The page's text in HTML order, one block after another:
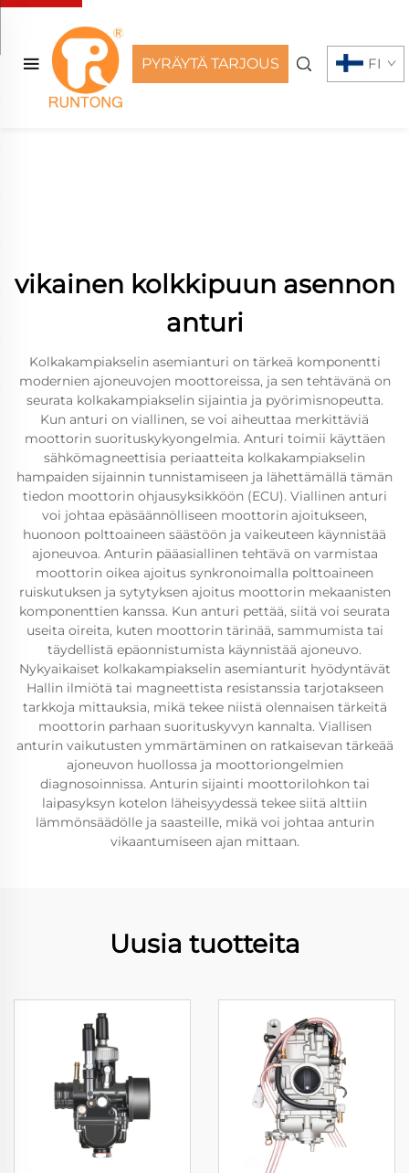
PYRÄYTÄ TARJOUS FI
vikainen kolkkipuun asennon
anturi
Kolkakampiakselin asemianturi on tärkeä komponentti
modernien ajoneuvojen moottoreissa, ja sen tehtävänä on
seurata kolkakampiakselin sijaintia ja pyörimisnopeutta.
Kun anturi on viallinen, se voi aiheuttaa merkittäviä
moottorin suorituskykyongelmia. Anturi toimii käyttäen
sähkömagneettisia periaatteita kolkakampiakselin
hampaiden sijainnin tunnistamiseen ja lähettämällä tämän
tiedon moottorin ohjausyksikköön (ECU). Viallinen anturi
voi johtaa epäsäännölliseen moottorin ajoitukseen,
huonoon polttoaineen säästöön ja vaikeuteen käynnistää
ajoneuvoa. Anturin pääasiallinen tehtävä on varmistaa
moottorin oikea ajoitus synkronoimalla polttoaineen
ruiskutuksen ja sytytyksen ajoitus moottorin mekaanisten
komponenttien kanssa. Kun anturi pettää, siitä voi seurata
useita oireita, kuten moottorin tärinää, sammumista tai
täydellistä epäonnistumista käynnistää ajoneuvo.
Nykyaikaiset kolkakampiakselin asemianturit hyödyntävät
Hallin ilmiötä tai magneettista resistanssia tarjotakseen
tarkkoja mittauksia, mikä tekee niistä olennaisen tärkeitä
moottorin parhaan suorituskyvyn kannalta. Viallisen
anturin vaikutusten ymmärtäminen on ratkaisevan tärkeää
ajoneuvon huollossa ja moottoriongelmien
diagnosoinnissa. Anturin sijainti moottorilohkon tai
laipasyksyn kotelon läheisyydessä tekee siitä alttiin
lämmönsäädölle ja saasteille, mikä voi johtaa anturin
vikaantumiseen ajan mittaan.
Uusia tuotteita